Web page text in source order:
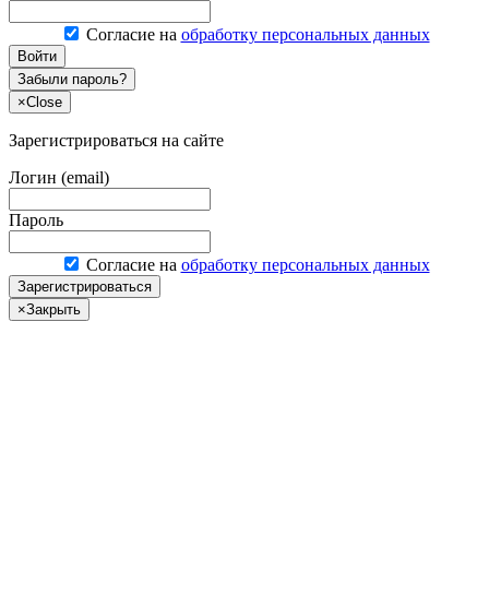
Согласие на обработку персональных данных
Войти
Забыли пароль?
×Close
Зарегистрироваться на сайте
Логин (email)
Пароль
Согласие на обработку персональных данных
Зарегистрироваться
×Закрыть